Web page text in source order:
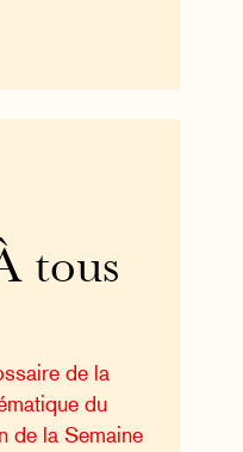
tous
de la
du
de la Semaine